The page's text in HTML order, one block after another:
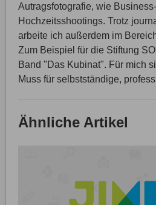
Autragsfotografie, wie
Hochzeitsshootings. Trotz
arbeite ich außerdem im
Zum Beispiel für die Stiftung
Band "Das Kubinat". Für mich
Muss für selbstständige,
Ähnliche Artikel